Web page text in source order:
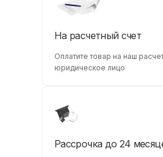
На расчетный счет
Оплатите товар на наш
юридическое лицо
Рассрочка до 24